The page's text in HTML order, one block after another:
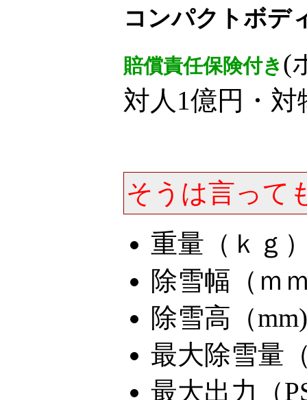
コンパクトボデ
賠償責任保険付き(
対人1億円・対
そうは言って
重量（ｋｇ
除雪幅（ｍ
除雪高（
最大除雪量
最大出力（